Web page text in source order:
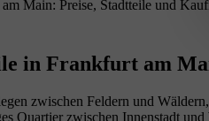
in Frankfurt am
zwischen Feldern und
Quartier zwischen Innenstadt